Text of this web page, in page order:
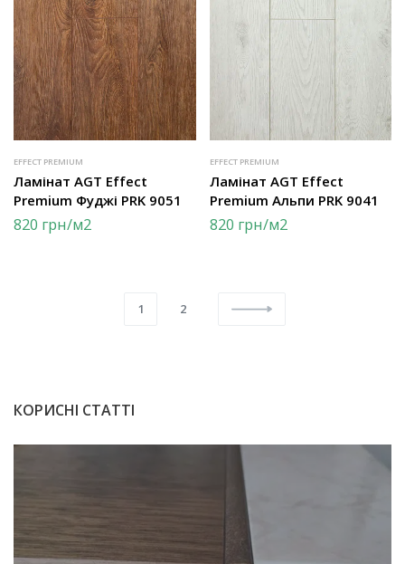
EFFECT PREMIUM
Ламінат AGT Effect
Premium Фуджі PRK 9051
820 грн/м2
EFFECT PREMIUM
Ламінат AGT Effect
Premium Альпи PRK 9041
820 грн/м2
1 2
КОРИСНІ СТАТТІ